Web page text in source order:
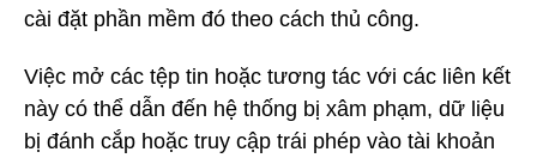
cài đặt phần mềm đó theo cách thủ công.
Việc mở các tệp tin hoặc tương tác với các liên kết
này có thể dẫn đến hệ thống bị xâm phạm, dữ liệu
bị đánh cắp hoặc truy cập trái phép vào tài khoản